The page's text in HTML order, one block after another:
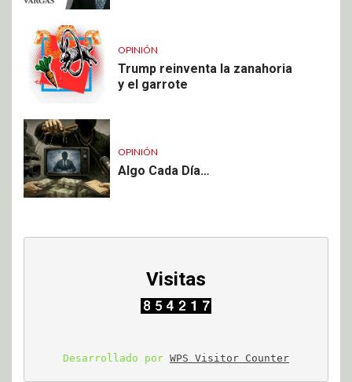
OPINIÓN
Trump reinventa la zanahoria
y el garrote
OPINIÓN
Algo Cada Día…
Visitas
Desarrollado por WPS Visitor Counter